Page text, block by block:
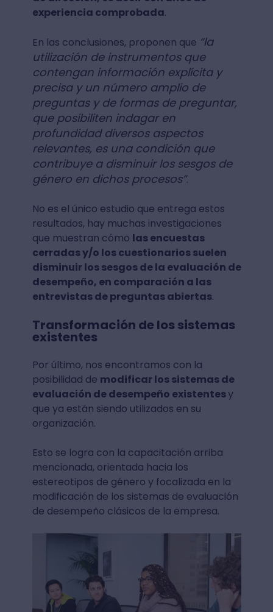
experiencia comprobada.
En las conclusiones, proponen que “la
utilización de instrumentos que
contengan información explícita y
precisa y un número amplio de
preguntas y de formas de preguntar,
que posibiliten indagar en
profundidad diversos aspectos
relevantes, es una condición que
contribuye a disminuir los sesgos de
género en dichos procesos”.
No es el único estudio que entrega estos
resultados, hay muchas investigaciones
que muestran cómo las encuestas
cerradas y/o los cuestionarios suelen
disminuir los sesgos de la evaluación de
desempeño, en comparación a las
entrevistas de preguntas abiertas.
Transformación de los sistemas
existentes
Por último, nos encontramos con la
posibilidad de modificar los sistemas de
evaluación de desempeño existentesy
que ya están siendo utilizados en su
organización.
Esto se logra con la capacitación arriba
mencionada, orientada hacia los
estereotipos de género y focalizada en la
modificación de los sistemas de evaluación
de desempeño clásicos de la empresa.